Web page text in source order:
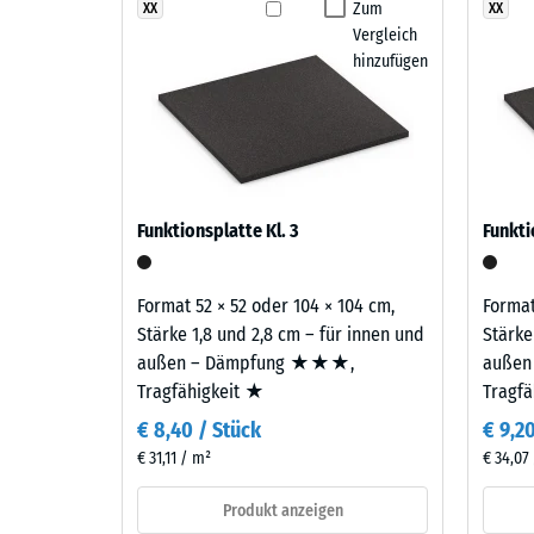
Gummigranulat übernimmt Tragfähigkeit und
entsteht
Mischung
Rottönen,
die
ein
vielschichtiges,
sanftes
Farbbild
ruhiger
Ausstrahlung
ergeben.
Dichte
780
bis
840
Zum
Vergleich
hinzufügen
XX
Funktionsplatte Kl. 3
Format 52 × 52 oder 104 × 104 cm,
Stärke 1,8 und 2,8 cm – für innen und
außen – Dämpfung ★★★,
Tragfähigkeit ★
€ 8,40 / Stück
€ 31,11 / m²
Produkt anzeigen
XX
€
€